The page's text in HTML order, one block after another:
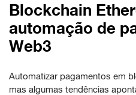
Blockchain
automação de
Web3
Automatizar pagamentos em
mas algumas tendências